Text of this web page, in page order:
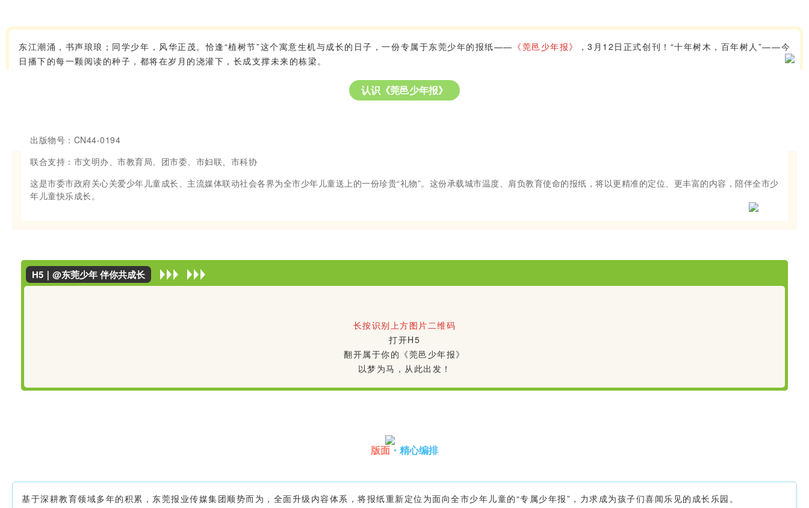
东江潮涌，书声琅琅；同学少年，风华正茂。恰逢“植树节”这个寓意生机与成长的日子，一份专属于东莞少年的报纸—— 《莞邑少年报》
，3月12日正式创刊！“十年树木，百年树人”——今
日播下的每一颗阅读的种子，都将在岁月的浇灌下，长成支撑未来的栋梁。
认识《莞邑少年报》
出版物号：CN44-0194
联合支持：市文明办、市教育局、团市委、市妇联、市科协
这是市委市政府关心关爱少年儿童成长、主流媒体联动社会各界为全市少年儿童送上的一份珍贵“礼物”。这份承载城市温度、肩负教育使命的报纸，将以更精准的定位、更丰富的内容，陪伴全市少
年儿童快乐成长。
H5｜@东莞少年 伴你共成长
长按识别上方图片二维码
打开H5
翻开属于你的《莞邑少年报》
以梦为马，从此出发！
版面 ・精心编排
基于深耕教育领域多年的积累，东莞报业传媒集团顺势而为，全面升级内容体系，将报纸重新定位为面向全市少年儿童的“专属少年报”，力求成为孩子们喜闻乐见的成长乐园。